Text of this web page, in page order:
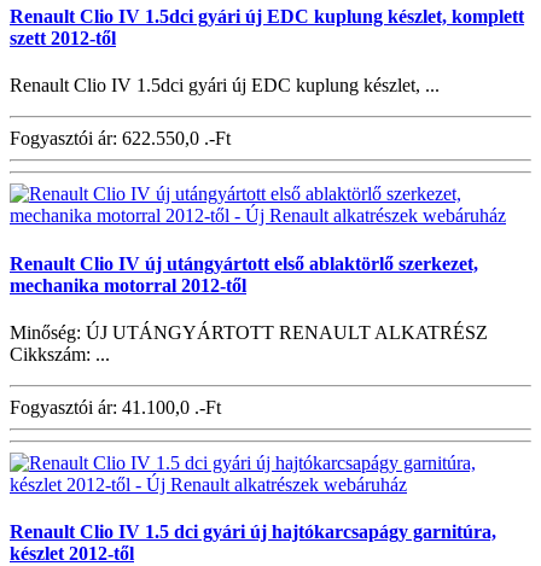
Renault Clio IV 1.5dci gyári új EDC kuplung készlet, komplett
szett 2012-től
Renault Clio IV 1.5dci gyári új EDC kuplung készlet, ...
Fogyasztói ár: 622.550,0 .-Ft
Renault Clio IV új utángyártott első ablaktörlő szerkezet,
mechanika motorral 2012-től
Minőség: ÚJ UTÁNGYÁRTOTT RENAULT ALKATRÉSZ
Cikkszám: ...
Fogyasztói ár: 41.100,0 .-Ft
Renault Clio IV 1.5 dci gyári új hajtókarcsapágy garnitúra,
készlet 2012-től